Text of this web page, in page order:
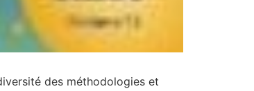
des méthodologies et